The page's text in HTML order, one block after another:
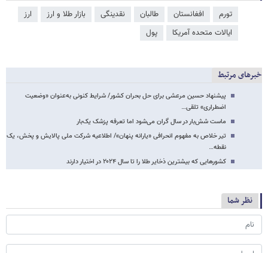
تورم افغانستان طالبان نقدینگی بازار طلا و ارز
ارز
ایالات متحده آمریکا
پول
خبرهای مرتبط
پیشنهاد حسین مرعشی برای حل بحران کشور/ شرایط کنونی به‌عنوان «وضعیت
اضطراری» تلقی…
ماست شش‌بار در سال گران می‌شود اما تعرفه پزشک یک‌بار
تیر خلاص به مفهوم انحرافی «یارانه پنهان»/ اطلاعیه شرکت ملی پالایش و پخش، یک
نقطه…
کشورهایی که بیشترین ذخایر طلا را تا سال ۲۰۲۴ در اختیار دارند
نظر شما